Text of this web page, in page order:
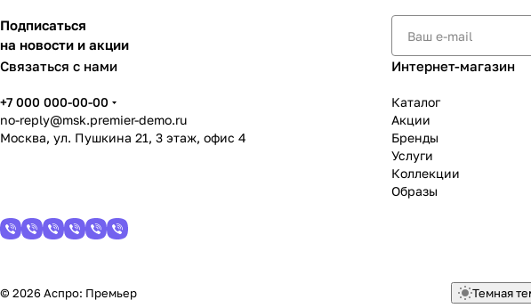
Подписаться
на новости и акции
Связаться с нами
+7 000 000-00-00
no-reply@msk.premier-demo.ru
Москва, ул. Пушкина 21, 3 этаж, офис 4
Интернет-магазин
Каталог
Акции
Бренды
Услуги
Коллекции
Образы
© 2026 Аспро: Премьер Темная